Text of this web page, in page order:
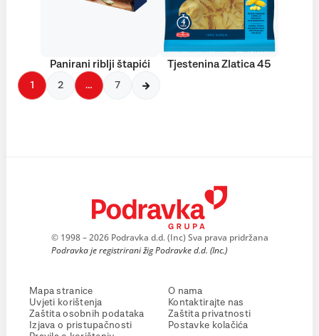
Panirani riblji štapići Tjestenina Zlatica 45
1 2 … 7
© 1998 – 2026 Podravka d.d. (Inc) Sva prava pridržana
Podravka je registrirani žig Podravke d.d. (Inc.)
Mapa stranice
Uvjeti korištenja
Zaštita osobnih podataka
Izjava o pristupačnosti
O nama
Kontaktirajte nas
Zaštita privatnosti
Postavke kolačića